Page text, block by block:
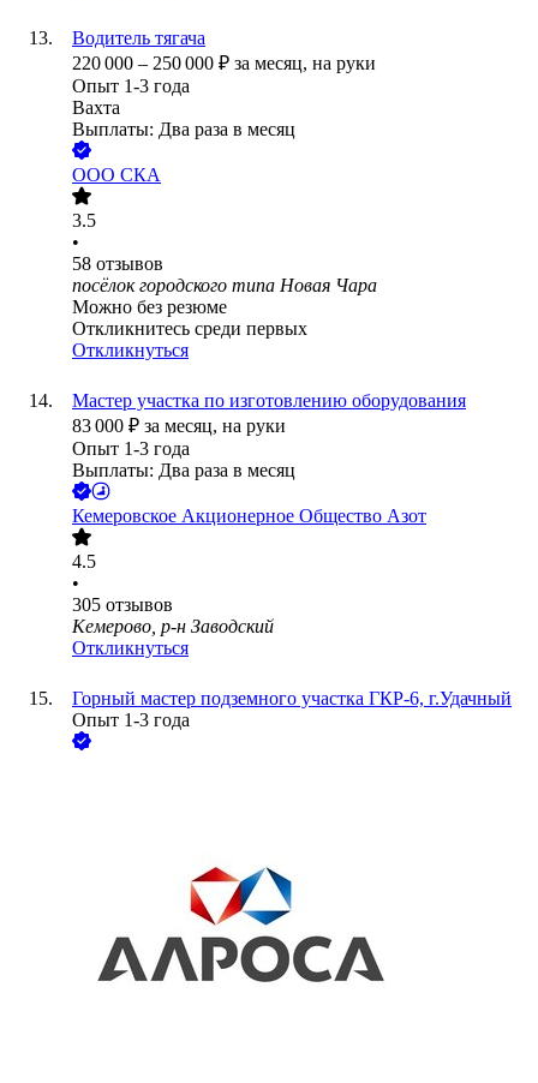
Водитель тягача
220 000 – 250 000 ₽ за месяц, на руки
Опыт 1-3 года
Вахта
Выплаты: Два раза в месяц
ООО СКА
3.5
•
58 отзывов
посёлок городского типа Новая Чара
Можно без резюме
Откликнитесь среди первых
Откликнуться
Мастер участка по изготовлению оборудования
83 000 ₽ за месяц, на руки
Опыт 1-3 года
Выплаты: Два раза в месяц
Кемеровское Акционерное Общество Азот
4.5
•
305 отзывов
Кемерово, р-н Заводский
Откликнуться
Горный мастер подземного участка ГКР-6, г.Удачный
Опыт 1-3 года